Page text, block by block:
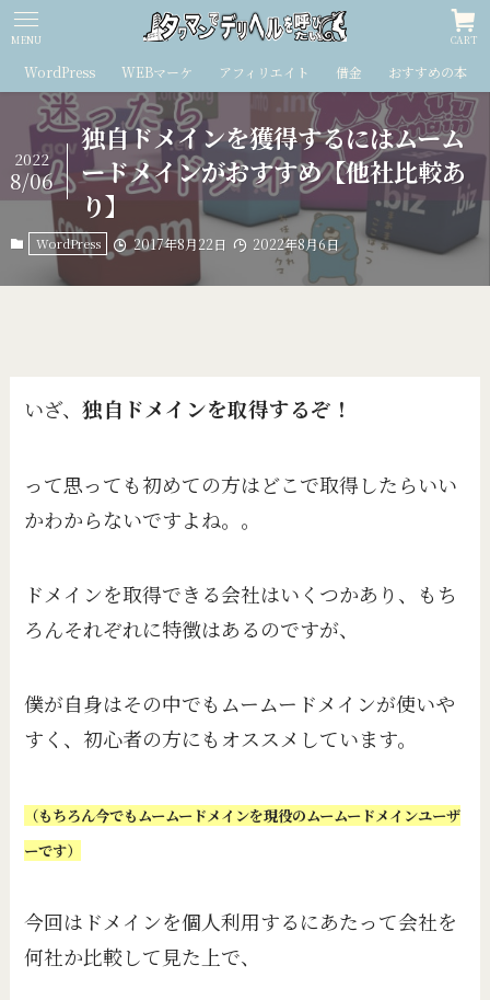
CART
MENU
WordPress WEBマーケ アフィリエイト 借金 おすすめの本
独自ドメインを獲得するにはムーム
ードメインがおすすめ【他社比較あ
り】
2022
8/06
WordPress 2017年8月22日 2022年8月6日
いざ、独自ドメインを取得するぞ！
って思っても初めての方はどこで取得したらいい
かわからないですよね。。
ドメインを取得できる会社はいくつかあり、もち
ろんそれぞれに特徴はあるのですが、
僕が自身はその中でもムームードメインが使いや
すく、初心者の方にもオススメしています。
（もちろん今でもムームードメインを現役のムームードメインユーザ
ーです）
今回はドメインを個人利用するにあたって会社を
何社か比較して見た上で、